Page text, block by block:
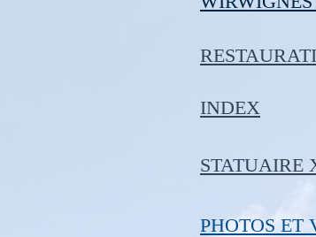
INDEX
STATUAIRE
PHOTOS ET